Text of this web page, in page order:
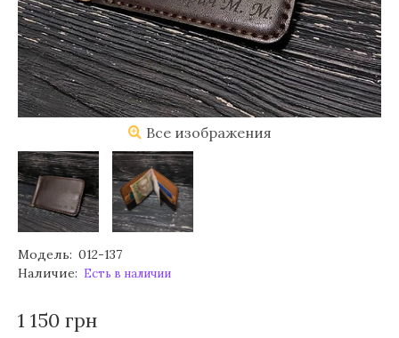
Все изображения
Модель: 012-137
Наличие: Есть в наличии
1 150 грн